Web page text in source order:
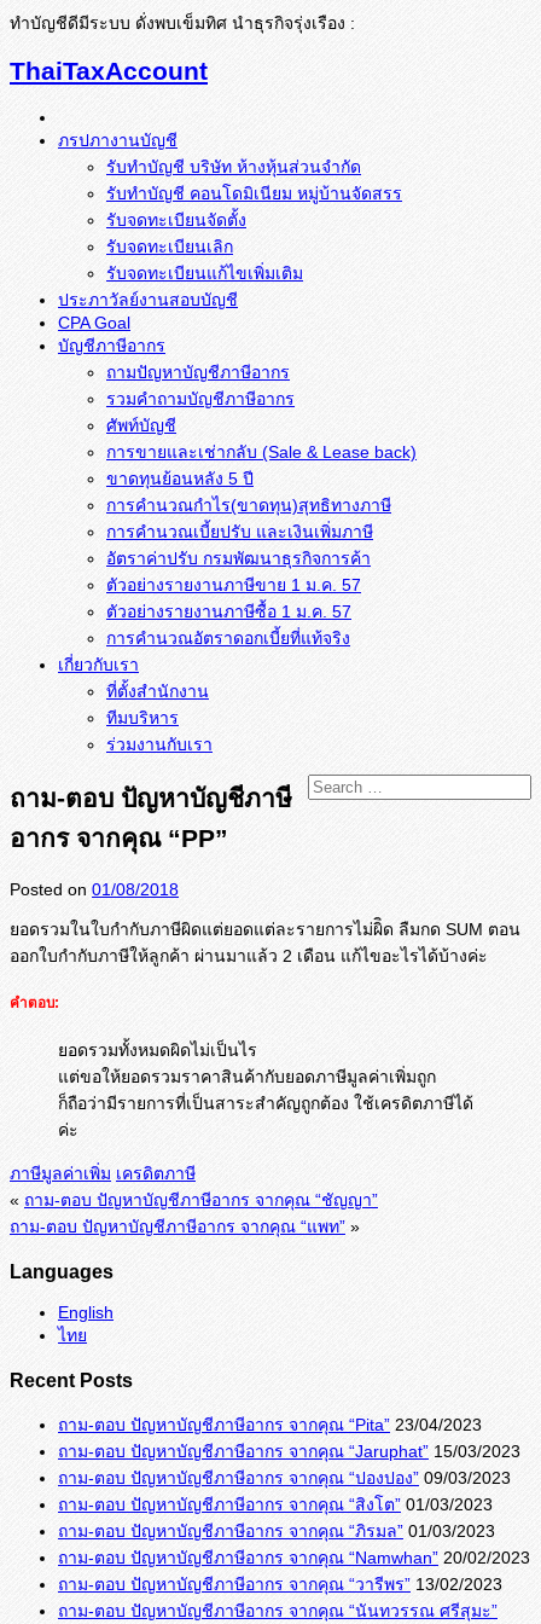
ทำบัญชีดีมีระบบ ดั่งพบเข็มทิศ นำธุรกิจรุ่งเรือง :
ThaiTaxAccount
ภรปภางานบัญชี
รับทำบัญชี บริษัท ห้างหุ้นส่วนจำกัด
รับทำบัญชี คอนโดมิเนียม หมู่บ้านจัดสรร
รับจดทะเบียนจัดตั้ง
รับจดทะเบียนเลิก
รับจดทะเบียนแก้ไขเพิ่มเติม
ประภาวัลย์งานสอบบัญชี
CPA Goal
บัญชีภาษีอากร
ถามปัญหาบัญชีภาษีอากร
รวมคำถามบัญชีภาษีอากร
ศัพท์บัญชี
การขายและเช่ากลับ (Sale & Lease back)
ขาดทุนย้อนหลัง 5 ปี
การคำนวณกำไร(ขาดทุน)สุทธิทางภาษี
การคำนวณเบี้ยปรับ และเงินเพิ่มภาษี
อัตราค่าปรับ กรมพัฒนาธุรกิจการค้า
ตัวอย่างรายงานภาษีขาย 1 ม.ค. 57
การคำนวณอัตราดอกเบี้ยที่แท้จริง
เกี่ยวกับเรา
ที่ตั้งสำนักงาน
ทีมบริหาร
ร่วมงานกับเรา
ถาม-ตอบ ปัญหาบัญชีภาษี
อากร จากคุณ “PP”
Posted on 01/08/2018
ยอดรวมในใบกำกับภาษีผิดแต่ยอดแต่ละรายการไม่ผิิด ลืมกด SUM ตอน
ออกใบกำกับภาษีให้ลูกค้า ผ่านมาแล้ว 2 เดือน แก้ไขอะไรได้บ้างค่ะ
คำตอบ:
ยอดรวมทั้งหมดผิดไม่เป็นไร
แต่ขอให้ยอดรวมราคาสินค้ากับยอดภาษีมูลค่าเพิ่มถูก
ก็ถือว่ามีรายการที่เป็นสาระสำคัญถูกต้อง ใช้เครดิตภาษีได้
ค่ะ
ภาษีมูลค่าเพิ่ม เครดิตภาษี
« ถาม-ตอบ ปัญหาบัญชีภาษีอากร จากคุณ “ชัญญา”
ถาม-ตอบ ปัญหาบัญชีภาษีอากร จากคุณ “แพท” »
Languages
English
ไทย
Recent Posts
ถาม-ตอบ ปัญหาบัญชีภาษีอากร จากคุณ “Pita” 23/04/2023
ถาม-ตอบ ปัญหาบัญชีภาษีอากร จากคุณ “Jaruphat” 15/03/2023
ถาม-ตอบ ปัญหาบัญชีภาษีอากร จากคุณ “ปองปอง” 09/03/2023
ถาม-ตอบ ปัญหาบัญชีภาษีอากร จากคุณ “สิงโต” 01/03/2023
ถาม-ตอบ ปัญหาบัญชีภาษีอากร จากคุณ “ภิรมล” 01/03/2023
ถาม-ตอบ ปัญหาบัญชีภาษีอากร จากคุณ “Namwhan” 20/02/2023
ถาม-ตอบ ปัญหาบัญชีภาษีอากร จากคุณ “วารีพร” 13/02/2023
ถาม-ตอบ ปัญหาบัญชีภาษีอากร จากคุณ “นันทวรรณ ศรีสุมะ”